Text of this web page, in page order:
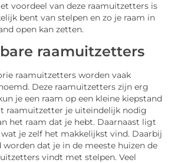
voordeel van deze raamuitzetters is
bent van stelpen en zo je raam in
open kan zetten.
raamuitzetters
raamuitzetters worden vaak
Deze raamuitzetters zijn erg
je een raam op een kleine kiepstand
raamuitzetter je uiteindelijk nodig
het raam dat je hebt. Daarnaast ligt
je zelf het makkelijkst vind. Daarbij
dat je in de meeste huizen de
vindt met stelpen. Veel